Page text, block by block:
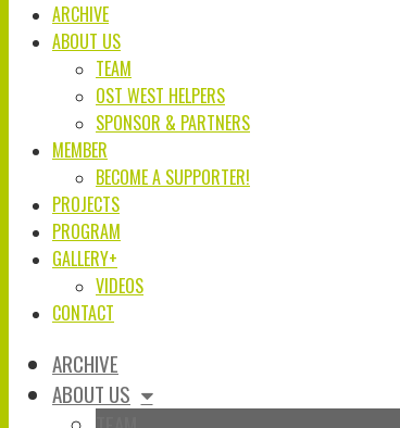
ARCHIVE
ABOUT US
TEAM
OST WEST HELPERS
SPONSOR & PARTNERS
MEMBER
BECOME A SUPPORTER!
PROJECTS
PROGRAM
GALLERY+
VIDEOS
CONTACT
ARCHIVE
ABOUT US